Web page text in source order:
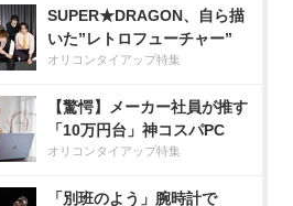
SUPER★DRAGON、自ら描
いた”レトロフューチャー”
オリコンタイアップ特集
【驚愕】メーカー社員が推す
「10万円台」神コスパPC
オリコンタイアップ特集
「別班のよう」腕時計で